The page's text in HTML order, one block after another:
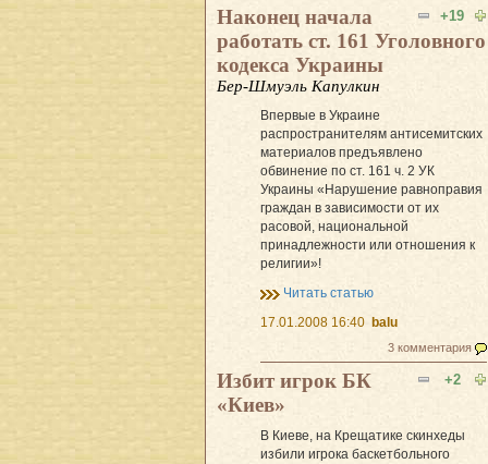
+19
Наконец начала
работать ст. 161 Уголовного
кодекса Украины
Бер-Шмуэль Капулкин
Впервые в Украине
распространителям антисемитских
материалов предъявлено
обвинение по ст. 161 ч. 2 УК
Украины «Нарушение равноправия
граждан в зависимости от их
расовой, национальной
принадлежности или отношения к
религии»!
Читать статью
17.01.2008 16:40 balu
3 комментария
+2
Избит игрок БК
«Киев»
В Киеве, на Крещатике скинхеды
избили игрока баскетбольного